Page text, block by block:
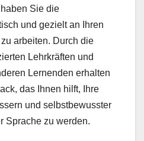
Sie die
und gezielt an Ihren
arbeiten. Durch die
Lehrkräften und
Lernenden erhalten
das Ihnen hilft, Ihre
und selbstbewusster
Sprache zu werden.